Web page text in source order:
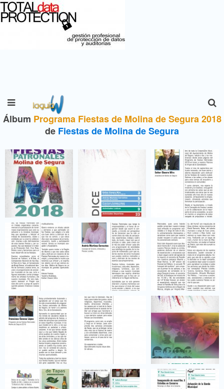
Álbum Programa Fiestas de Molina de Segura 2018
de Fiestas de Molina de Segura